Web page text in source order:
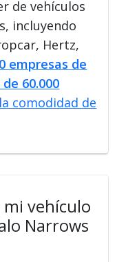
de vehículos
incluyendo
Hertz,
empresas de
60.000
comodidad de
mi vehículo
Narrows